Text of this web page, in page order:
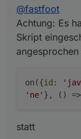
@fastfoot
Achtung: Es
Skript
angesprochen
on({id :
'ne' }, () =>
statt